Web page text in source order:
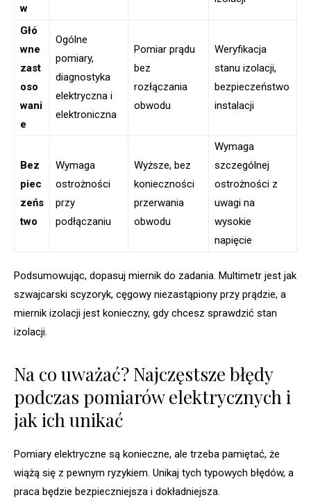
w
Głó
wne
zast
oso
wani
e
Ogólne
pomiary,
diagnostyka
elektryczna i
elektroniczna
Pomiar prądu
bez
rozłączania
obwodu
Weryfikacja
stanu izolacji,
bezpieczeństwo
instalacji
Bez
piec
zeńs
two
Wymaga
ostrożności
przy
podłączaniu
Wyższe, bez
konieczności
przerwania
obwodu
Wymaga
szczególnej
ostrożności z
uwagi na
wysokie
napięcie
Podsumowując, dopasuj miernik do zadania. Multimetr jest jak
szwajcarski scyzoryk, cęgowy niezastąpiony przy prądzie, a
miernik izolacji jest konieczny, gdy chcesz sprawdzić stan
izolacji.
Na co uważać? Najczęstsze błędy
podczas pomiarów elektrycznych i
jak ich unikać
Pomiary elektryczne są konieczne, ale trzeba pamiętać, że
wiążą się z pewnym ryzykiem. Unikaj tych typowych błędów, a
praca będzie bezpieczniejsza i dokładniejsza.